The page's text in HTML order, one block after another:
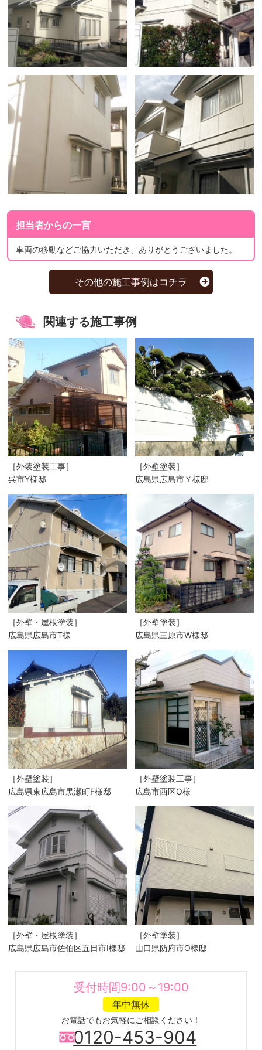
担当者からの一言
車両の移動などご協力いただき、ありがとうございました。
その他の施工事例はコチラ
関連する施工事例
［外装塗装工事］
呉市Y様邸
［外壁塗装］
広島県広島市Ｙ様邸
［外壁・屋根塗装］
広島県広島市T様
［外壁塗装］
広島県三原市W様邸
［外壁塗装］
広島県東広島市黒瀬町F様邸
［外壁塗装工事］
広島市西区O様
［外壁・屋根塗装］
広島県広島市佐伯区五日市I様邸
［外壁塗装］
山口県防府市O様邸
受付時間9:00～19:00
年中無休
お電話でもお気軽にご相談ください！
0120-453-904